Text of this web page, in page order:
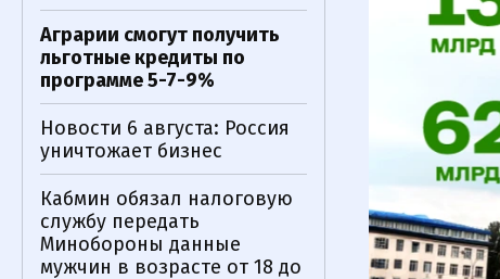
Аграрии смогут получить
льготные кредиты по
программе 5-7-9%
Новости 6 августа: Россия
уничтожает бизнес
Кабмин обязал налоговую
службу передать
Минобороны данные
мужчин в возрасте от 18 до